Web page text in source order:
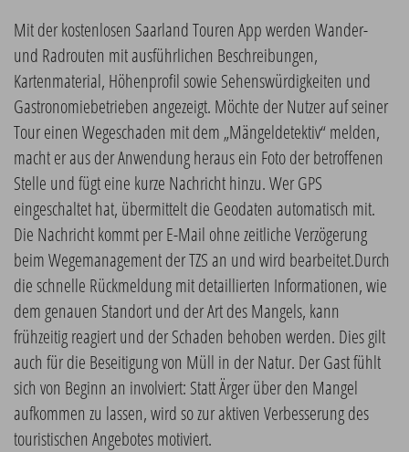
Mit der kostenlosen Saarland Touren App werden Wander-
und Radrouten mit ausführlichen Beschreibungen,
Kartenmaterial, Höhenprofil sowie Sehenswürdigkeiten und
Gastronomiebetrieben angezeigt. Möchte der Nutzer auf seiner
Tour einen Wegeschaden mit dem „Mängeldetektiv“ melden,
macht er aus der Anwendung heraus ein Foto der betroffenen
Stelle und fügt eine kurze Nachricht hinzu. Wer GPS
eingeschaltet hat, übermittelt die Geodaten automatisch mit.
Die Nachricht kommt per E-Mail ohne zeitliche Verzögerung
beim Wegemanagement der TZS an und wird bearbeitet.Durch
die schnelle Rückmeldung mit detaillierten Informationen, wie
dem genauen Standort und der Art des Mangels, kann
frühzeitig reagiert und der Schaden behoben werden. Dies gilt
auch für die Beseitigung von Müll in der Natur. Der Gast fühlt
sich von Beginn an involviert: Statt Ärger über den Mangel
aufkommen zu lassen, wird so zur aktiven Verbesserung des
touristischen Angebotes motiviert.